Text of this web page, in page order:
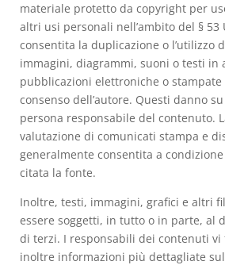
materiale protetto da copyright per
altri usi personali nell’ambito del § 53
consentita la duplicazione o l’utilizzo
immagini, diagrammi, suoni o testi in
pubblicazioni elettroniche o stampate
consenso dell’autore. Questi danno
persona responsabile del contenuto.
valutazione di comunicati stampa e
generalmente consentita a condizione
citata la fonte.
Inoltre, testi, immagini, grafici e altri
essere soggetti, in tutto o in parte, al
di terzi. I responsabili dei contenuti
inoltre informazioni più dettagliate